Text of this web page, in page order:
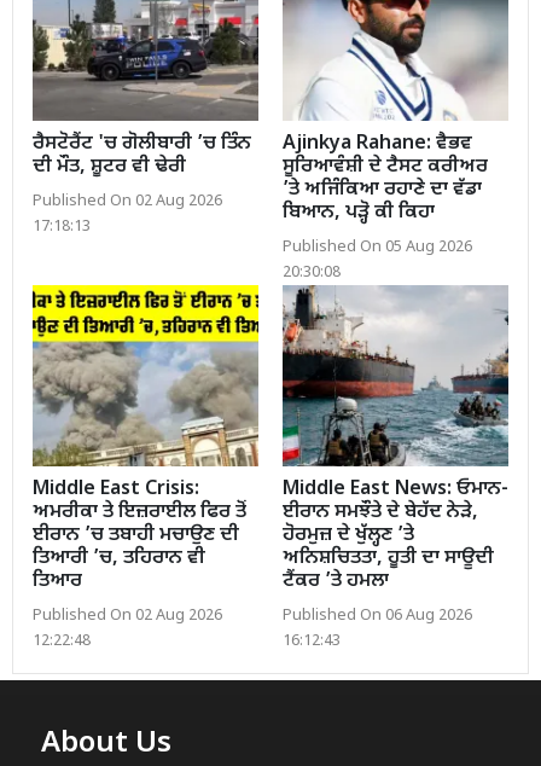
ਰੈਸਟੋਰੈਂਟ 'ਚ ਗੋਲੀਬਾਰੀ ’ਚ ਤਿੰਨ
ਦੀ ਮੌਤ, ਸ਼ੂਟਰ ਵੀ ਢੇਰੀ
Published On 02 Aug 2026
17:18:13
Ajinkya Rahane: ਵੈਭਵ
ਸੂਰਿਆਵੰਸ਼ੀ ਦੇ ਟੈਸਟ ਕਰੀਅਰ
’ਤੇ ਅਜਿੰਕਿਆ ਰਹਾਣੇ ਦਾ ਵੱਡਾ
ਬਿਆਨ, ਪੜ੍ਹੋ ਕੀ ਕਿਹਾ
Published On 05 Aug 2026
20:30:08
Middle East Crisis:
ਅਮਰੀਕਾ ਤੇ ਇਜ਼ਰਾਈਲ ਫਿਰ ਤੋਂ
ਈਰਾਨ ’ਚ ਤਬਾਹੀ ਮਚਾਉਣ ਦੀ
ਤਿਆਰੀ ’ਚ, ਤਹਿਰਾਨ ਵੀ
ਤਿਆਰ
Published On 02 Aug 2026
12:22:48
Middle East News: ਓਮਾਨ-
ਈਰਾਨ ਸਮਝੌਤੇ ਦੇ ਬੇਹੱਦ ਨੇੜੇ,
ਹੋਰਮੁਜ਼ ਦੇ ਖੁੱਲ੍ਹਣ ’ਤੇ
ਅਨਿਸ਼ਚਿਤਤਾ, ਹੂਤੀ ਦਾ ਸਾਊਦੀ
ਟੈਂਕਰ ’ਤੇ ਹਮਲਾ
Published On 06 Aug 2026
16:12:43
About Us